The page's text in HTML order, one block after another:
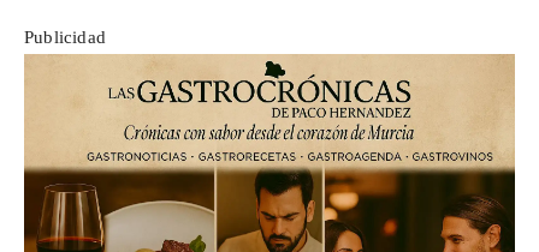
Publicidad